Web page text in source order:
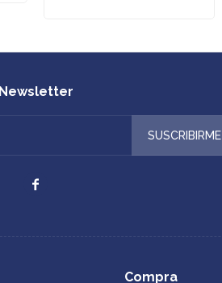
Compra
Newsletter
SUSCRIBIRME
